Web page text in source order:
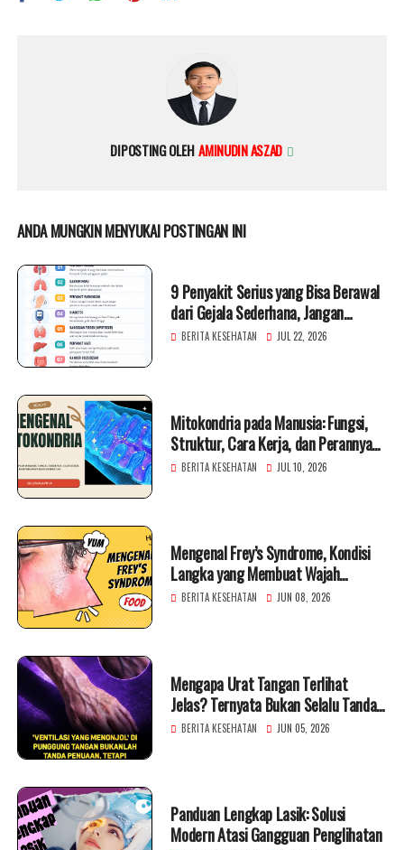
DIPOSTING OLEH AMINUDIN ASZAD
ANDA MUNGKIN MENYUKAI POSTINGAN INI
9 Penyakit Serius yang Bisa Berawal
dari Gejala Sederhana, Jangan
Diabaikan!
BERITA KESEHATAN JUL 22, 2026
Mitokondria pada Manusia: Fungsi,
Struktur, Cara Kerja, dan Perannya
bagi Kesehatan
BERITA KESEHATAN JUL 10, 2026
Mengenal Frey’s Syndrome, Kondisi
Langka yang Membuat Wajah
Berkeringat Saat Makan
BERITA KESEHATAN JUN 08, 2026
Mengapa Urat Tangan Terlihat
Jelas? Ternyata Bukan Selalu Tanda
Penuaan
BERITA KESEHATAN JUN 05, 2026
Panduan Lengkap Lasik: Solusi
Modern Atasi Gangguan Penglihatan